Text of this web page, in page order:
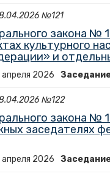
№121
закона №
культурного
и
апреля 2026
№122
закона №
заседателях
апреля 2026